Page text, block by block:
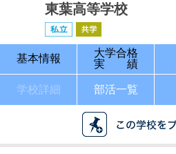
カレンダー
東葉高等学校
基本情報
大学合格
実 績
学校詳細 部活一覧